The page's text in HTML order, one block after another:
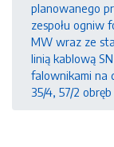
planowanego
zespołu ogniw
MW wraz ze
linią kablową
falownikami na
35/4, 57/2